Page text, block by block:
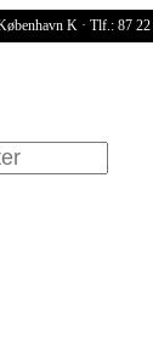
K · Tlf.: 87 22